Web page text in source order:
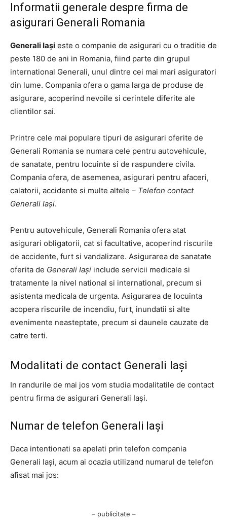
Informatii generale despre firma de
asigurari Generali Romania
Generali Iași este o companie de asigurari cu o traditie de
peste 180 de ani in Romania, fiind parte din grupul
international Generali, unul dintre cei mai mari asiguratori
din lume. Compania ofera o gama larga de produse de
asigurare, acoperind nevoile si cerintele diferite ale
clientilor sai.
Printre cele mai populare tipuri de asigurari oferite de
Generali Romania se numara cele pentru autovehicule,
de sanatate, pentru locuinte si de raspundere civila.
Compania ofera, de asemenea, asigurari pentru afaceri,
calatorii, accidente si multe altele – Telefon contact
Generali Iași.
Pentru autovehicule, Generali Romania ofera atat
asigurari obligatorii, cat si facultative, acoperind riscurile
de accidente, furt si vandalizare. Asigurarea de sanatate
oferita de Generali Iași include servicii medicale si
tratamente la nivel national si international, precum si
asistenta medicala de urgenta. Asigurarea de locuinta
acopera riscurile de incendiu, furt, inundatii si alte
evenimente neasteptate, precum si daunele cauzate de
catre terti.
Modalitati de contact Generali Iași
In randurile de mai jos vom studia modalitatile de contact
pentru firma de asigurari Generali Iași.
Numar de telefon Generali Iași
Daca intentionati sa apelati prin telefon compania
Generali Iași, acum ai ocazia utilizand numarul de telefon
afisat mai jos:
– publicitate –